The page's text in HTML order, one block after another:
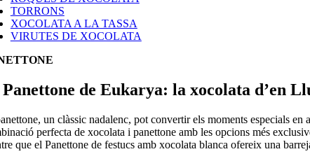
TORRONS
XOCOLATA A LA TASSA
VIRUTES DE XOCOLATA
de Eukarya: la xocolata d’en
un clàssic nadalenc, pot convertir els moments especials
perfecta de xocolata i panettone amb les opcions més
que el Panettone de festucs amb xocolata blanca ofereix una